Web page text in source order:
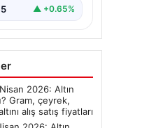
▲ +0.65%
2026: Altın
Gram, çeyrek,
alış satış fiyatları